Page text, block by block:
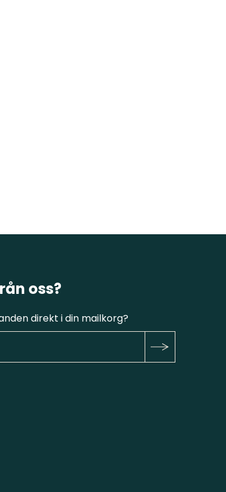
oss?
direkt i din mailkorg?